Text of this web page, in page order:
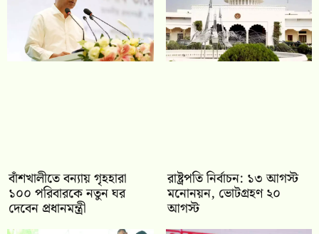
বাঁশখালীতে বন্যায় গৃহহারা
১০০ পরিবারকে নতুন ঘর
দেবেন প্রধানমন্ত্রী
রাষ্ট্রপতি নির্বাচন: ১৩ আগস্ট
মনোনয়ন, ভোটগ্রহণ ২০
আগস্ট